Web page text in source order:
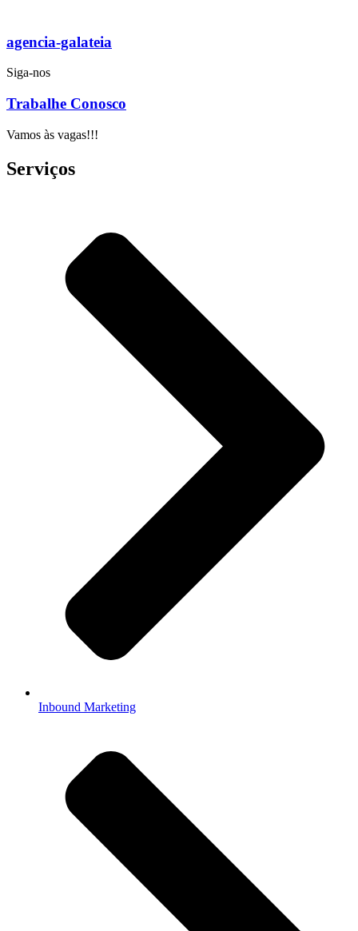
agencia-galateia
Siga-nos
Trabalhe Conosco
Vamos às vagas!!!
Serviços
Inbound Marketing